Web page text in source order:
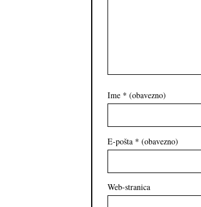
Ime * (obavezno)
E-pošta * (obavezno)
Web-stranica